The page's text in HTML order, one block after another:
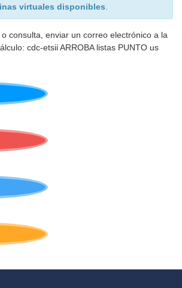
virtuales disponibles
consulta, enviar un correo electrónico a la
cdc-etsii ARROBA listas PUNTO us